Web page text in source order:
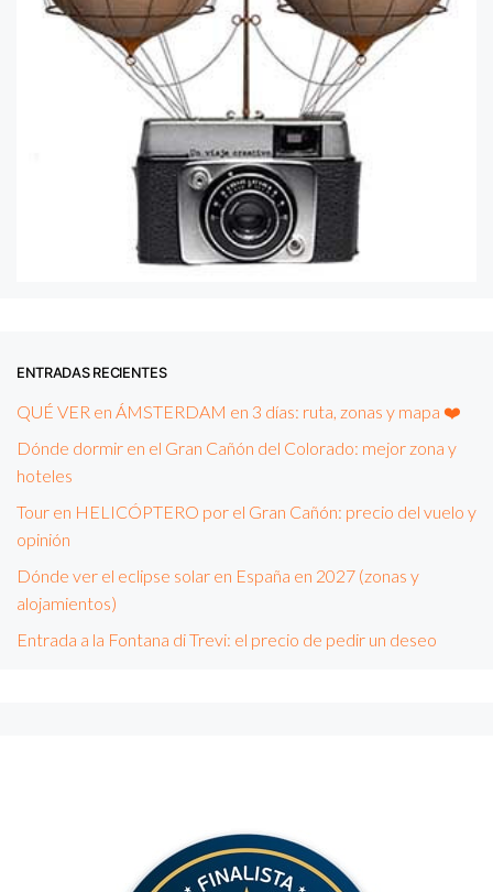
ENTRADAS RECIENTES
QUÉ VER en ÁMSTERDAM en 3 días: ruta, zonas y mapa ❤️
Dónde dormir en el Gran Cañón del Colorado: mejor zona y
hoteles
Tour en HELICÓPTERO por el Gran Cañón: precio del vuelo y
opinión
Dónde ver el eclipse solar en España en 2027 (zonas y
alojamientos)
Entrada a la Fontana di Trevi: el precio de pedir un deseo